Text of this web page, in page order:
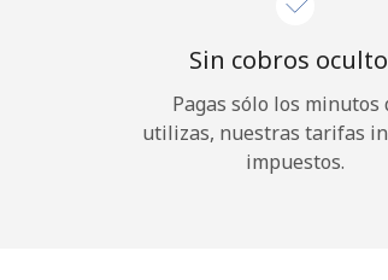
Sin cobros
Pagas sólo los minutos
utilizas, nuestras tarifas
impuestos.